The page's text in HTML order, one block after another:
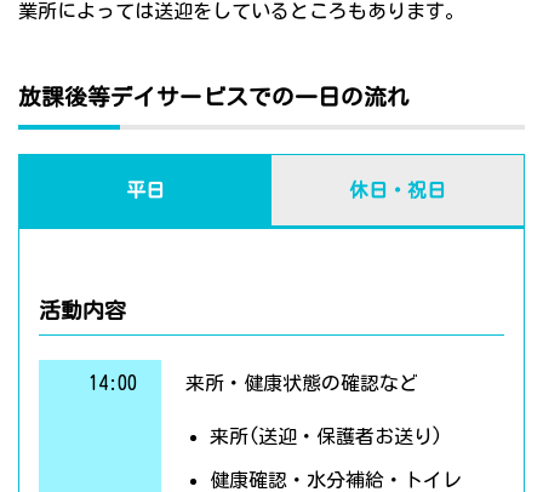
業所によっては送迎をしているところもあります。
放課後等デイサービスでの一日の流れ
平日 休日・祝日
活動内容
14:00 来所・健康状態の確認など
来所(送迎・保護者お送り)
健康確認・水分補給・トイレ